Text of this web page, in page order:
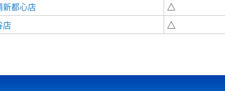
新都心店
△
店 △